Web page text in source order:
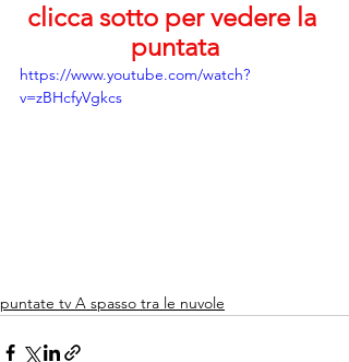
clicca sotto per vedere la
puntata
https://www.youtube.com/watch?
v=zBHcfyVgkcs
puntate tv A spasso tra le nuvole